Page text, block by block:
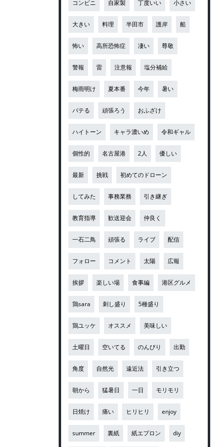
コンビニ 自家製 丁度いい 小さい
大きい 料理 半田市 護岸 船
怖い 高所恐怖症 凄い 尊敬
警報 雷 注意報 塩分補給
梅雨明け 夏本番 今年 暑い
バテる 頑張ろう おふざけ
ハイトーン キャラ濃いめ 令和ギャル
個性的 名古屋港 2人 優しい
最新 挑戦 初めてのドローン
してみた 事務業務 引き継ぎ
教育指導 歓送迎会 仲良く
一石二鳥 頑張る ライブ 配信
フォロー コメント 太陽 広報
挨拶 楽しい場 食事編 港区グルメ
鶏sara 刺し盛り 5種盛り
鶏ユッケ オススメ 美味しい
土曜日 空いてる のんびり 出勤
角度 自然光 遠近法 引き立つ
朝から 猛暑日 一日 モリモリ
日焼け 痛い ヒリヒリ enjoy
summer 裏紙 紙エプロン diy